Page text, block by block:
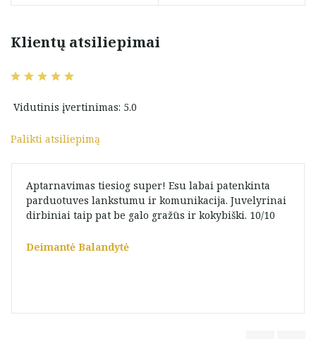
Klientų atsiliepimai
Vidutinis įvertinimas: 5.0
Palikti atsiliepimą
Aptarnavimas tiesiog super! Esu labai patenkinta
parduotuves lankstumu ir komunikacija. Juvelyrinai
dirbiniai taip pat be galo gražūs ir kokybiški. 10/10
Deimantė Balandytė